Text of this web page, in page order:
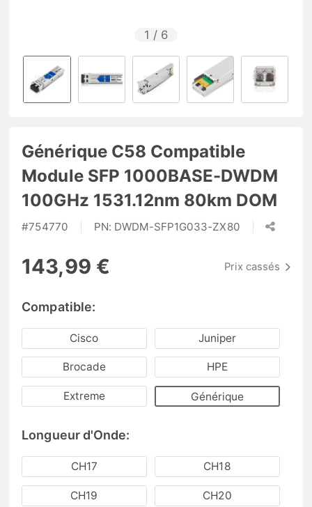
1 / 6
Générique C58 Compatible
Module SFP 1000BASE-DWDM
100GHz 1531.12nm 80km DOM
#754770 PN: DWDM-SFP1G033-ZX80
143,99 € Prix cassés
Compatible:
Cisco Juniper
Brocade HPE
Extreme Générique
Longueur d'Onde:
CH17 CH18
CH19 CH20